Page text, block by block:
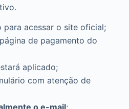
para acessar o site oficial;
de pagamento do
aplicado;
com atenção de
o e-mail;